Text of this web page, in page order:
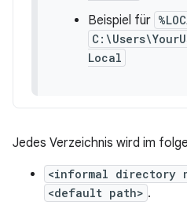
Beispiel für
Local
Jedes Verzeichnis wird im
<informal directory
<default path> .